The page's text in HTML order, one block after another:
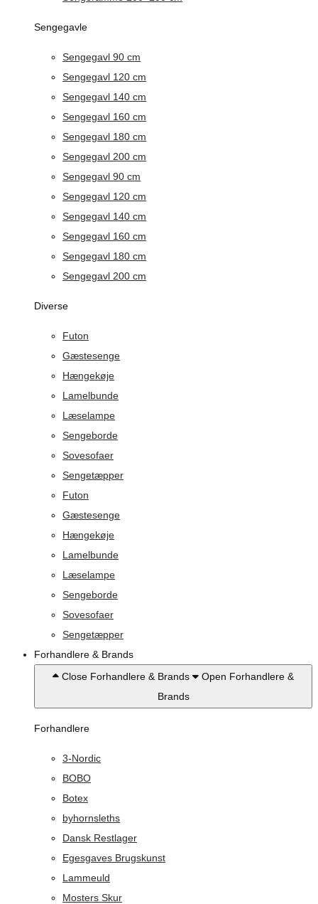
Sengegavle
Sengegavl 90 cm
Sengegavl 120 cm
Sengegavl 140 cm
Sengegavl 160 cm
Sengegavl 180 cm
Sengegavl 200 cm
Sengegavl 90 cm
Sengegavl 120 cm
Sengegavl 140 cm
Sengegavl 160 cm
Sengegavl 180 cm
Sengegavl 200 cm
Diverse
Futon
Gæstesenge
Hængekøje
Lamelbunde
Læselampe
Sengeborde
Sovesofaer
Sengetæpper
Futon
Gæstesenge
Hængekøje
Lamelbunde
Læselampe
Sengeborde
Sovesofaer
Sengetæpper
Forhandlere & Brands
Close Forhandlere & Brands
Open Forhandlere &
Brands
Forhandlere
3-Nordic
BOBO
Botex
byhornsleths
Dansk Restlager
Egesgaves Brugskunst
Lammeuld
Mosters Skur